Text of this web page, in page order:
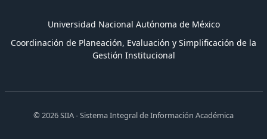
Universidad Nacional Autónoma de México
Coordinación de Planeación, Evaluación y Simplificación de la
Gestión Institucional
© 2026 SIIA - Sistema Integral de Información Académica